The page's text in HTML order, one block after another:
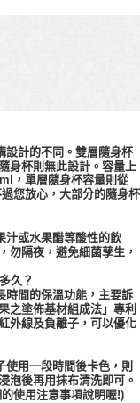
設計的不同。雙層隨身杯
身杯則無此設計。容量上
，單層隨身杯容量則從
您放心，大部分的隨身杯
汁或水果醋等酸性的飲
勿隔夜，避免細菌孳生，
久？
時間的保溫功能，主要訴
之塗佈基材組成法」專利
外線及負離子，可以優化
用一段時間後卡色，則
泡後再用抹布清洗即可。
使用注意事項說明喔!)